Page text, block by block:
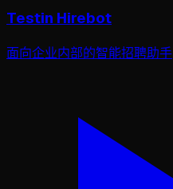
Testin Hirebot
面向企业内部的智能招聘助手